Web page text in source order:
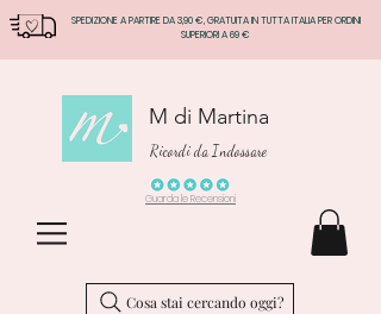
SPEDIZIONE A PARTIRE DA 3,90 €, GRATUITA IN TUTTA ITALIA PER ORDINI
SUPERIORI A 69 €
M di Martina
Ricordi da Indossare
Guarda le Recensioni
Cosa stai cercando oggi?